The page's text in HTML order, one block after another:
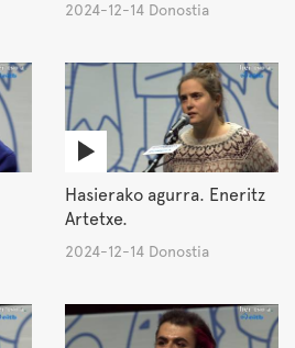
2024-12-14 Donostia
Hasierako agurra. Eneritz
Artetxe.
2024-12-14 Donostia